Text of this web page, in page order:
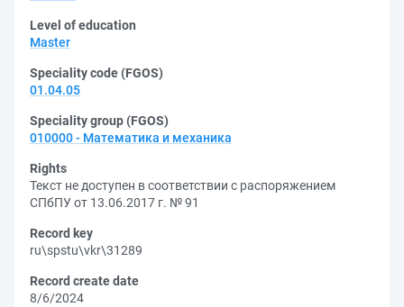
Level of education
Master
Speciality code (FGOS)
01.04.05
Speciality group (FGOS)
010000 - Математика и механика
Rights
Текст не доступен в соответствии с распоряжением
СПбПУ от 13.06.2017 г. № 91
Record key
ru\spstu\vkr\31289
Record create date
8/6/2024